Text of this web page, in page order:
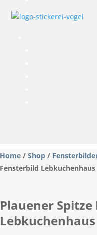
Home / Shop /
Fensterbild Lebkuchenhaus
Plauener
Lebkuchenhaus